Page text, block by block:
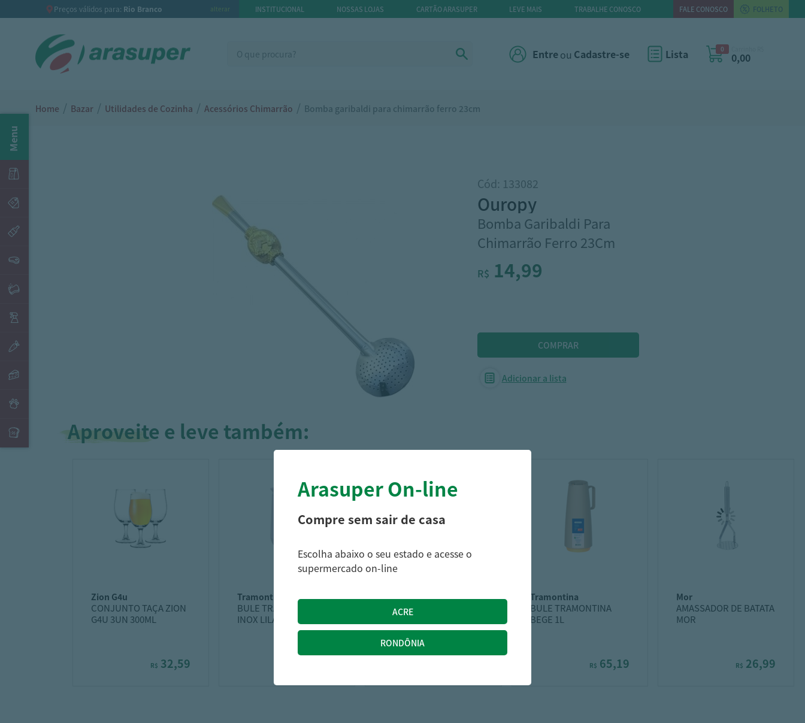
Preços válidos para: Rio Branco alterar INSTITUCIONAL NOSSAS LOJAS CARTÃO ARASUPER LEVE MAIS TRABALHE CONOSCO FALE CONOSCO FOLHETO
Entreou Cadastre-se Lista 0
0,00
Menu
Home / Bazar / Utilidades de Cozinha / Acessórios Chimarrão / Bomba garibaldi para chimarrão ferro 23cm
Cód: 133082
ouropy
Bomba Garibaldi Para
Chimarrão Ferro 23Cm
R$ 14,99
Adicionar a lista
Aproveite e leve também:
zion g4u
CONJUNTO TAÇA ZION
G4U 3UN 300ML
R$ 32,59
tramontina
BULE TRAMONTINA
INOX LILÁS 1L
plasutil
POTE PAPINHA
PLASUTIL MINNIE BABY
tramontina
BULE TRAMONTINA
BEGE 1L
R$ 65,19
mor
AMASSADOR DE BATATA
MOR
R$ 26,99
Arasuper On-line
Compre sem sair de casa
Escolha abaixo o seu estado e acesse o
supermercado on-line